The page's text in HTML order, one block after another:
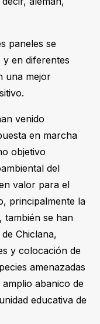
paneles se
y en diferentes
una mejor
venido
en marcha
objetivo
del
valor para el
principalmente la
también se han
Chiclana,
y colocación de
amenazadas
abanico de
educativa de